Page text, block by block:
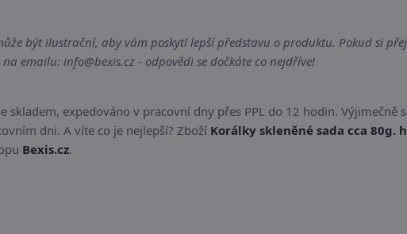
být ilustrační, aby vám poskytl lepší představu o produktu. Pokud si
emailu: info@bexis.cz - odpovědi se dočkáte co nejdříve!
skladem, expedováno v pracovní dny přes PPL do 12 hodin. Výjimečně
dni. A víte co je nejlepší? Zboží Korálky skleněné sada cca 80g.
Bexis.cz.